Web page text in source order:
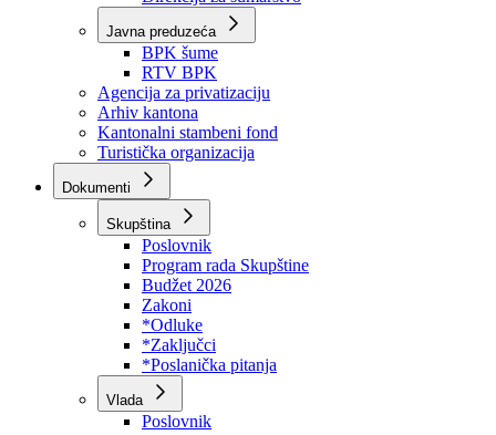
Direkcija za robne rezerve
Direkcija za ceste
Direkcija za šumarstvo
Javna preduzeća
BPK šume
RTV BPK
Agencija za privatizaciju
Arhiv kantona
Kantonalni stambeni fond
Turistička organizacija
Dokumenti
Skupština
Poslovnik
Program rada Skupštine
Budžet 2026
Zakoni
*Odluke
*Zaključci
*Poslanička pitanja